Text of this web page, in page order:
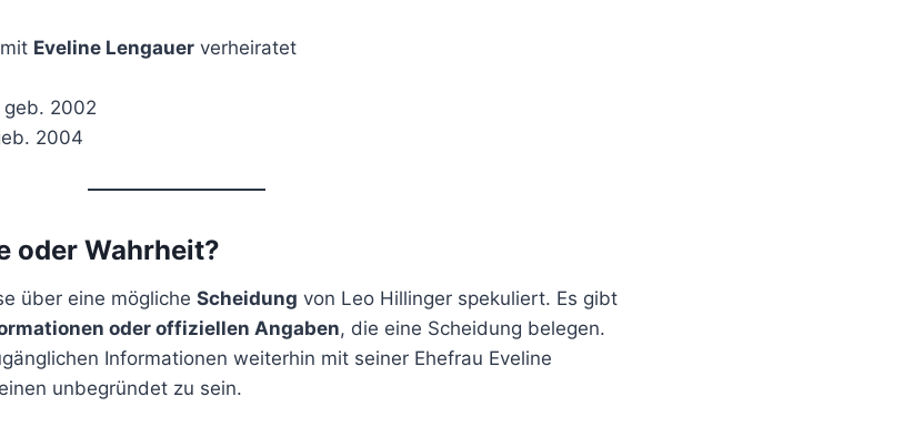
Eveline Lengauer verheiratet
geb. 2002
2004
oder Wahrheit?
über eine mögliche Scheidung von Leo Hillinger spekuliert. Es gibt
oder offiziellen Angaben, die eine Scheidung belegen.
Informationen weiterhin mit seiner Ehefrau Eveline
unbegründet zu sein.